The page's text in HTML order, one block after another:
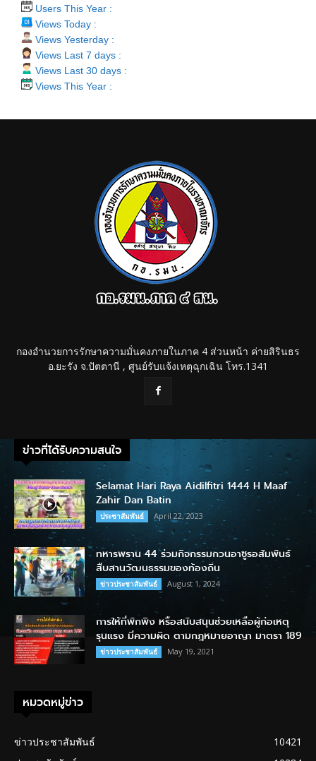
Users This Year :
Views Today :
Views Yesterday :
Views Last 7 days :
Views Last 30 days :
Views This Year :
กองอำนวยการรักษาความมั่นคงภายในภาค 4 ส่วนหน้า ค่ายสิรินธร
อ.ยะรัง จ.ปัตตานี , ศูนย์รับแจ้งเหตุฉุกเฉิน โทร.1341
ข่าวที่ได้รับความสนใจ
Selamat Hari Raya Aidilfitri 1444 H Maaf
Zahir Dan Batin
ประชาสัมพันธ์ April 22, 2023
ทหารพราน 44 ร่วมกิจกรรมกวนอาซูรอสัมพันธ์
สืบสานวัฒนธรรมของท้องถิ่น
ข่าวประชาสัมพันธ์ August 1, 2024
การให้ที่พักพิง หรือสนับสนุนช่วยเหลือผู้ก่อเหตุ
รุนแรง มีความผิด ตามกฎหมายอาญา มาตรา 189
ข่าวประชาสัมพันธ์ May 19, 2021
หมวดหมู่ข่าว
ข่าวประชาสัมพันธ์
10421